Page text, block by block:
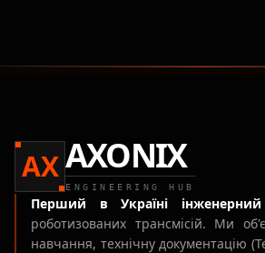
AXAXONIX
ENGINEERING HUB
Перший в Україні
роботизованих трансмісій. Ми
навчання, технічну документацію